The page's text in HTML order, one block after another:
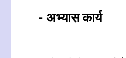
- अभ्यास कार्य